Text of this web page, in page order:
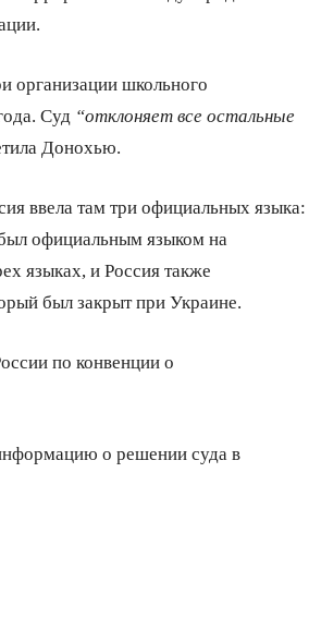
организации школьного
Суд “отклоняет все остальные
Донохью.
ввела там три официальных языка:
официальным языком на
языках, и Россия также
был закрыт при Украине.
по конвенции о
о решении суда в